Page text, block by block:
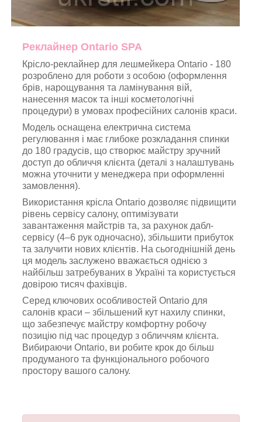
Реклайнер Ontario SPA
Крісло-реклайнер для лешмейкера Ontario - 180
розроблено для роботи з особою (оформлення
брів, нарощування та ламінування вій,
нанесення масок та інші косметологічні
процедури) в умовах професійних салонів краси.
Модель оснащена електрична система
регулювання і має глибоке розкладання спинки
до 180 градусів, що створює майстру зручний
доступ до обличчя клієнта (деталі з налаштувань
можна уточнити у менеджера при оформленні
замовлення).
Використання крісла Ontario дозволяє підвищити
рівень сервісу салону, оптимізувати
завантаження майстрів та, за рахунок дабл-
сервісу (4–6 рук одночасно), збільшити прибуток
та залучити нових клієнтів. На сьогоднішній день
ця модель заслужено вважається однією з
найбільш затребуваних в Україні та користується
довірою тисяч фахівців.
Серед ключових особливостей Ontario для
салонів краси – збільшений кут нахилу спинки,
що забезпечує майстру комфортну робочу
позицію під час процедур з обличчям клієнта.
Вибираючи Ontario, ви робите крок до більш
продуманого та функціонального робочого
простору вашого салону.